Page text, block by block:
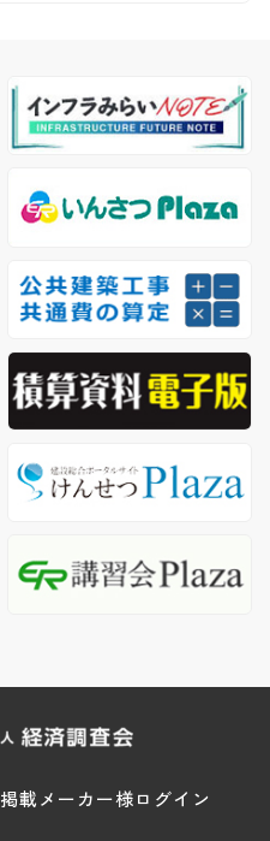
掲載メーカー様ログイン